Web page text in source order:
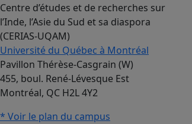
Centre d’études et de recherches sur
l’Inde, l’Asie du Sud et sa diaspora
(CERIAS-UQAM)
Université du Québec à Montréal
Pavillon Thérèse-Casgrain (W)
455, boul. René-Lévesque Est
Montréal, QC H2L 4Y2
* Voir le plan du campus